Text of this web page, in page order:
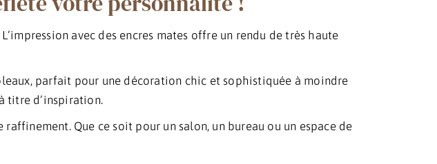
avec des encres mates offre un rendu de très haute
parfait pour une décoration chic et sophistiquée à moindre
titre d’inspiration.
Que ce soit pour un salon, un bureau ou un espace de